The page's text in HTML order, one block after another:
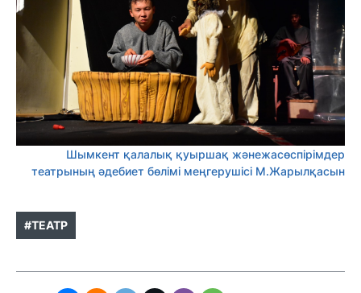
Шымкент қалалық қуыршақ жәнежасөспірімдер
театрының әдебиет бөлімі меңгерушісі М.Жарылқасын
#ТЕАТР